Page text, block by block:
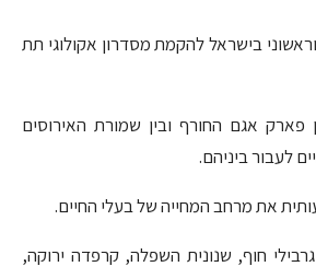
בישראל להקמת מסדרון אקולוגי תת
פארק אגם החורף ובין שמורת האירוסים
לעבור ביניהם.
את מרחב המחייה של בעלי החיים.
גרבילי חוף, שנונית השפלה, קרפדה ירוקה,